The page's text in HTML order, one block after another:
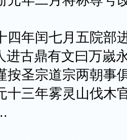
年闰七月五院部
进古鼎有文曰万嵗
圣宗道宗两朝事
三年雾灵山伐木